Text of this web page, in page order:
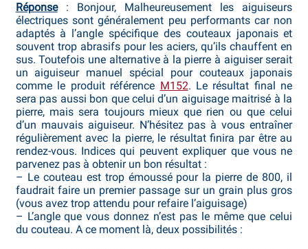
Frais de port
Hall of Fame
Bocuse d’Or
Ma sélection
Mentions légales
Mon Compte
Partenaires
Plan du site
Réponse: Bonjour, Malheureusement les aiguiseurs
électriques sont généralement peu performants car non
adaptés à l’angle spécifique des couteaux japonais et
souvent trop abrasifs pour les aciers, qu’ils chauffent en
sus. Toutefois une alternative à la pierre à aiguiser serait
un aiguiseur manuel spécial pour couteaux japonais
comme le produit référence M152. Le résultat final ne
sera pas aussi bon que celui d’un aiguisage maitrisé à la
pierre, mais sera toujours mieux que rien ou que celui
d’un mauvais aiguiseur. N’hésitez pas à vous entraîner
régulièrement avec la pierre, le résultat finira par être au
rendez-vous. Indices qui peuvent expliquer que vous ne
parvenez pas à obtenir un bon résultat :
– Le couteau est trop émoussé pour la pierre de 800, il
faudrait faire un premier passage sur un grain plus gros
(vous avez trop attendu pour refaire l’aiguisage)
– L’angle que vous donnez n’est pas le même que celui
du couteau. A ce moment là, deux possibilités :